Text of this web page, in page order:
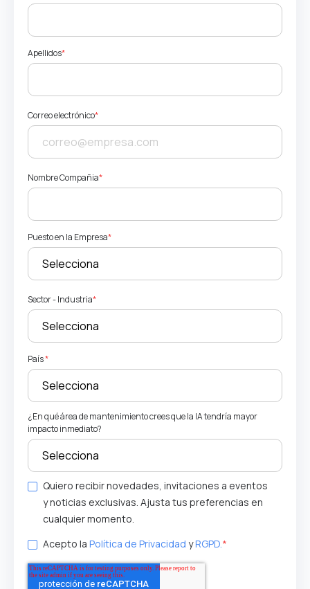
Apellidos*
Correo electrónico*
Nombre Compañia*
Puesto en la Empresa*
Sector - Industria*
País*
¿En qué área de mantenimiento crees que la IA tendría mayor
impacto inmediato?
Quiero recibir novedades, invitaciones a eventos
y noticias exclusivas. Ajusta tus preferencias en
cualquier momento.
Acepto la Política de Privacidad yRGPD.*